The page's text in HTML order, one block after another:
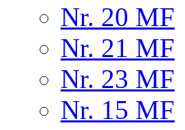
Nr. 20 MF
Nr. 21 MF
Nr. 23 MF
Nr. 15 MF